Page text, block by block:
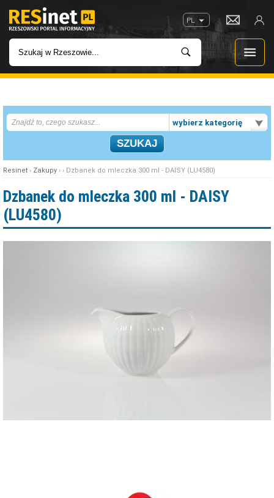
PL
INWESTYCJE
IMPREZY
ROZRYWKA
W KINACH
wybierz kategorię
Resinet › Zakupy › › Dzbanek do mleczka 300 ml - DAISY (LU4580)
Dzbanek do mleczka 300 ml - DAISY
(LU4580)